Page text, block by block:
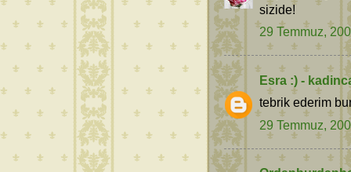
sizide!
29 Temmuz,
Esra :) -
tebrik ederim
29 Temmuz,